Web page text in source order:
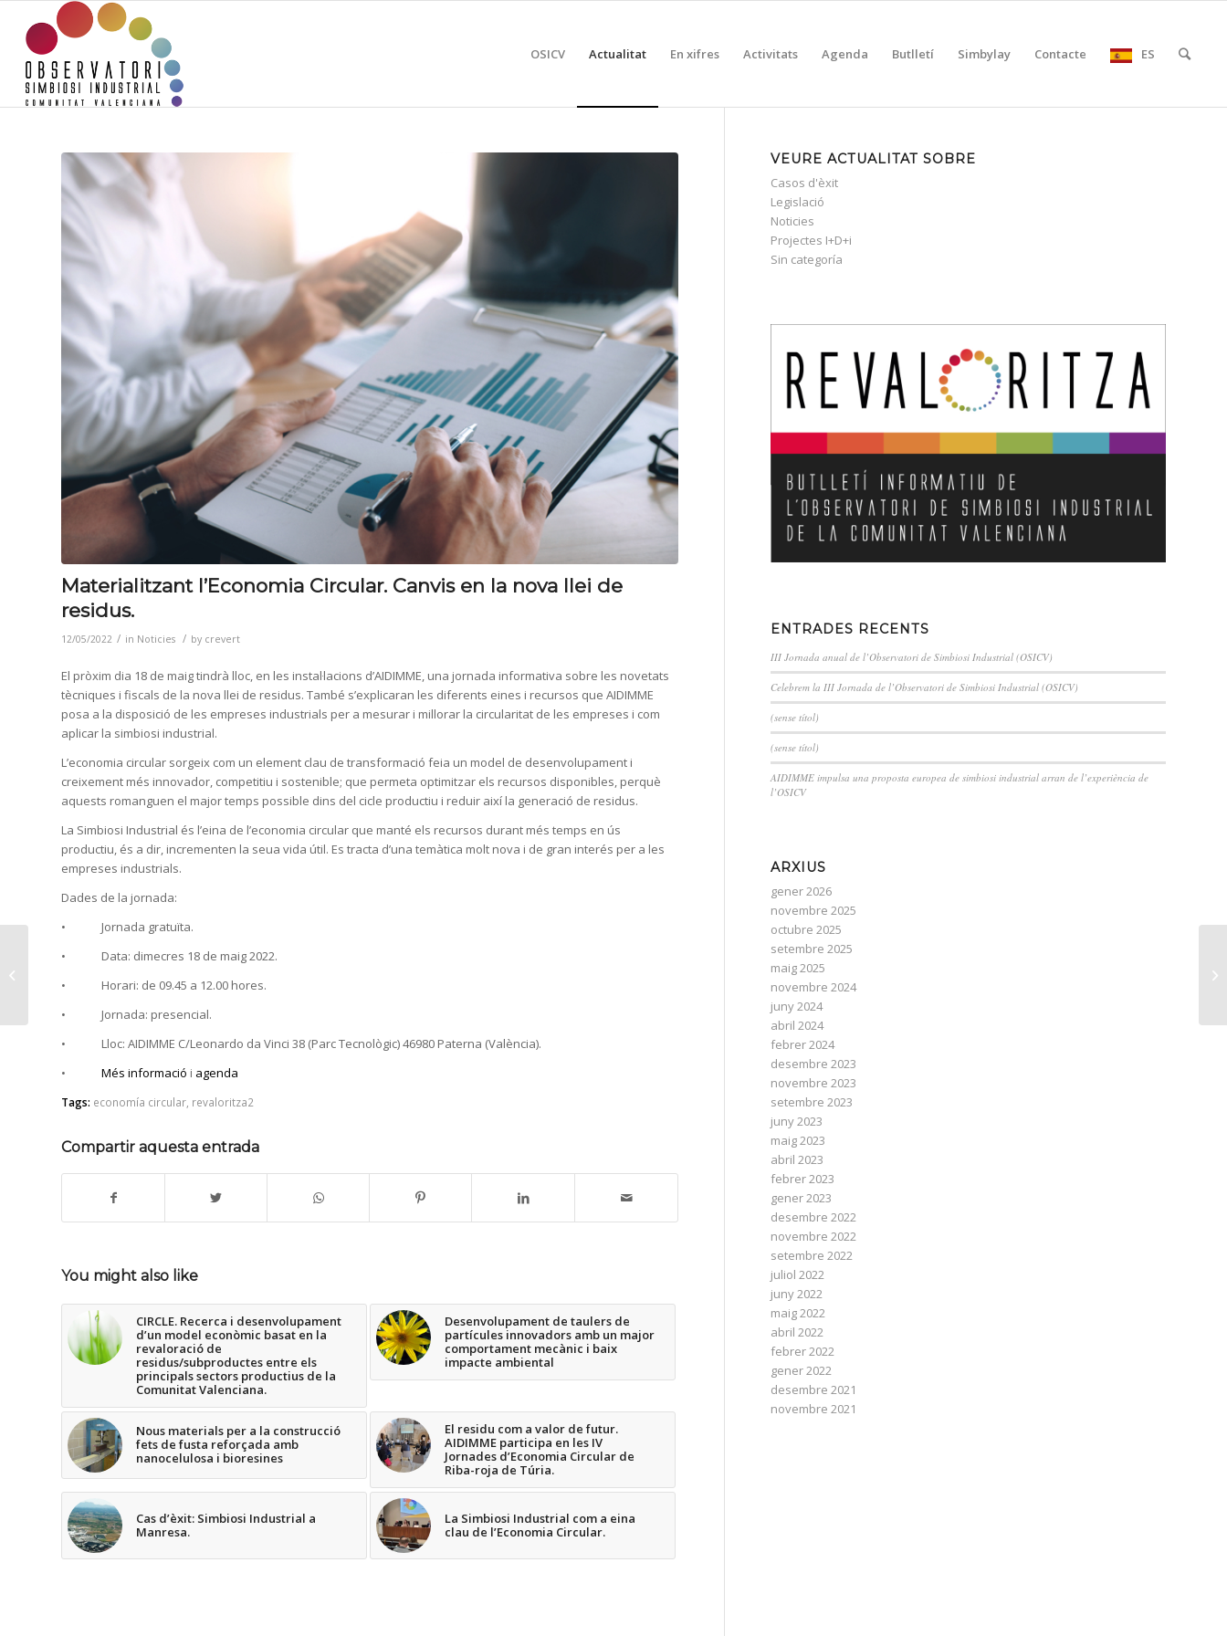
OSICV Actualitat En xifres Activitats Agenda Butlletí Simbylay Contacte ES
Materialitzant l’Economia Circular. Canvis en la nova llei de
residus.
12/05/2022 / in Noticies / by crevert
El pròxim dia 18 de maig tindrà lloc, en les instal·lacions d’AIDIMME, una jornada informativa sobre les novetats
tècniques i fiscals de la nova llei de residus. També s’explicaran les diferents eines i recursos que AIDIMME
posa a la disposició de les empreses industrials per a mesurar i millorar la circularitat de les empreses i com
aplicar la simbiosi industrial.
L’economia circular sorgeix com un element clau de transformació feia un model de desenvolupament i
creixement més innovador, competitiu i sostenible; que permeta optimitzar els recursos disponibles, perquè
aquests romanguen el major temps possible dins del cicle productiu i reduir així la generació de residus.
La Simbiosi Industrial és l’eina de l’economia circular que manté els recursos durant més temps en ús
productiu, és a dir, incrementen la seua vida útil. Es tracta d’una temàtica molt nova i de gran interés per a les
empreses industrials.
Dades de la jornada:
• Jornada gratuïta.
• Data: dimecres 18 de maig 2022.
• Horari: de 09.45 a 12.00 hores.
• Jornada: presencial.
• Lloc: AIDIMME C/Leonardo da Vinci 38 (Parc Tecnològic) 46980 Paterna (València).
• Més informació i agenda
Tags: economía circular revaloritza2
Compartir aquesta entrada
You might also like
CIRCLE. Recerca i desenvolupament
d’un model econòmic basat en la
revaloració de
residus/subproductes entre els
principals sectors productius de la
Comunitat Valenciana.
Desenvolupament de taulers de
partícules innovadors amb un major
comportament mecànic i baix
impacte ambiental
Nous materials per a la construcció
fets de fusta reforçada amb
nanocelulosa i bioresines
El residu com a valor de futur.
AIDIMME participa en les IV
Jornades d’Economia Circular de
Riba-roja de Túria.
Cas d’èxit: Simbiosi Industrial a
Manresa.
La Simbiosi Industrial com a eina
clau de l’Economia Circular.
VEURE ACTUALITAT SOBRE
Casos d'èxit
Legislació
Noticies
Projectes I+D+i
Sin categoría
ENTRADES RECENTS
III Jornada anual de l’Observatori de Simbiosi Industrial (OSICV)
Celebrem la III Jornada de l’Observatori de Simbiosi Industrial (OSICV)
(sense títol)
(sense títol)
AIDIMME impulsa una proposta europea de simbiosi industrial arran de l’experiència de
l’OSICV
ARXIUS
gener 2026
novembre 2025
octubre 2025
setembre 2025
maig 2025
novembre 2024
juny 2024
abril 2024
febrer 2024
desembre 2023
novembre 2023
setembre 2023
juny 2023
maig 2023
abril 2023
febrer 2023
gener 2023
desembre 2022
novembre 2022
setembre 2022
juliol 2022
juny 2022
maig 2022
abril 2022
febrer 2022
gener 2022
desembre 2021
novembre 2021
El projecte SIGEN2H2
hidrogen verd i una